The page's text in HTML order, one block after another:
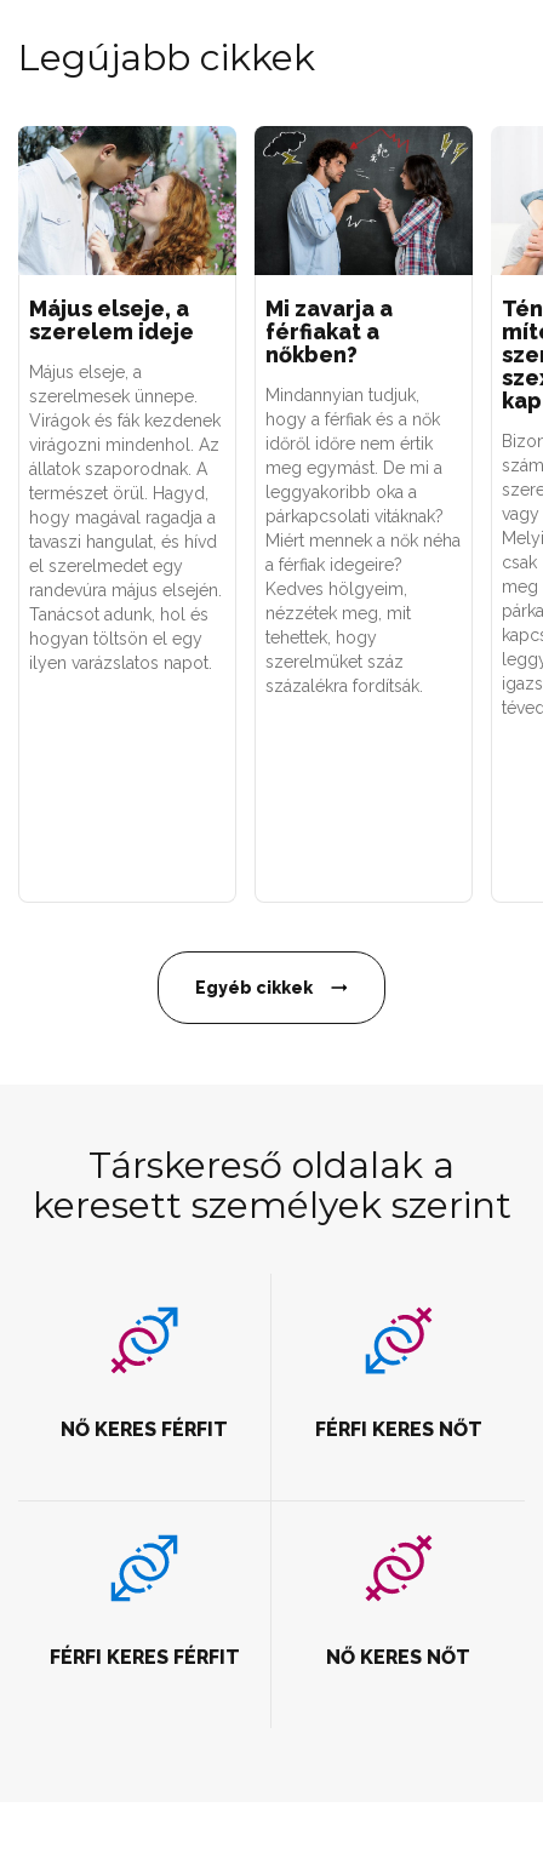
Legújabb cikkek
Május elseje, a
szerelem ideje
Május elseje, a
szerelmesek ünnepe.
Virágok és fák kezdenek
virágozni mindenhol. Az
állatok szaporodnak. A
természet örül. Hagyd,
hogy magával ragadja a
tavaszi hangulat, és hívd
el szerelmedet egy
randevúra május elsején.
Tanácsot adunk, hol és
hogyan töltsön el egy
ilyen varázslatos napot.
Mi zavarja a
férfiakat a
nőkben?
Mindannyian tudjuk,
hogy a férfiak és a nők
időről időre nem értik
meg egymást. De mi a
leggyakoribb oka a
párkapcsolati vitáknak?
Miért mennek a nők néha
a férfiak idegeire?
Kedves hölgyeim,
nézzétek meg, mit
tehettek, hogy
szerelmüket száz
százalékra fordítsák.
vagy
csak
meg
Egyéb cikkek
Társkereső oldalak a
keresett személyek szerint
NŐ KERES FÉRFIT FÉRFI KERES NŐT
FÉRFI KERES FÉRFIT NŐ KERES NŐT